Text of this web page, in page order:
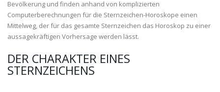
Bevölkerung und finden anhand von komplizierten
Computerberechnungen für die Sternzeichen-Horoskope einen
Mittelweg, der für das gesamte Sternzeichen das Horoskop zu einer
aussagekräftigen Vorhersage werden lässt.
DER CHARAKTER EINES
STERNZEICHENS